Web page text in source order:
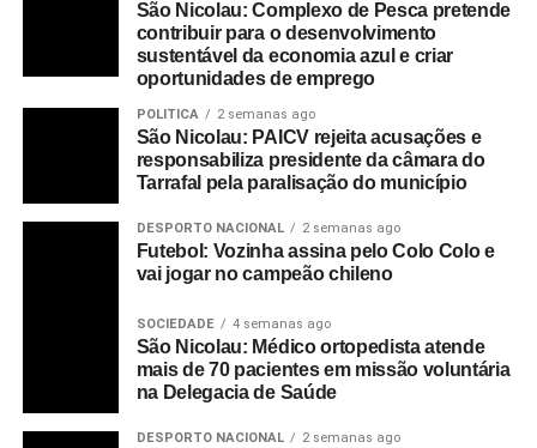
As tendências atuais enfatizam a crescente importância
das políticas sobre a relação trabalho e família. Estas
tendências incluem uma maior participação das mulheres
no mercado de trabalho, e a crescente urbanização e
mobilidade em busca de emprego.
Como as famílias tornam-se menores e as gerações
vivem separadas, a família ampliada está menos
disponível para oferecer cuidados, e os pais
trabalhadores enfrentam crescentes desafios.
Em 2020, em razão da pandemia de COVID-19, que
atinge diversos países do globo e desponta como uma
das crises de saúde mais desafiadoras da história
recente, a ONU destacou a importância de medidas de
São Nicolau: Complexo de Pesca pretende
contribuir para o desenvolvimento
sustentável da economia azul e criar
oportunidades de emprego
POLITICA 2 semanas ago
São Nicolau: PAICV rejeita acusações e
responsabiliza presidente da câmara do
Tarrafal pela paralisação do município
DESPORTO NACIONAL 2 semanas ago
Futebol: Vozinha assina pelo Colo Colo e
vai jogar no campeão chileno
SOCIEDADE 4 semanas ago
São Nicolau: Médico ortopedista atende
mais de 70 pacientes em missão voluntária
na Delegacia de Saúde
DESPORTO NACIONAL 2 semanas ago